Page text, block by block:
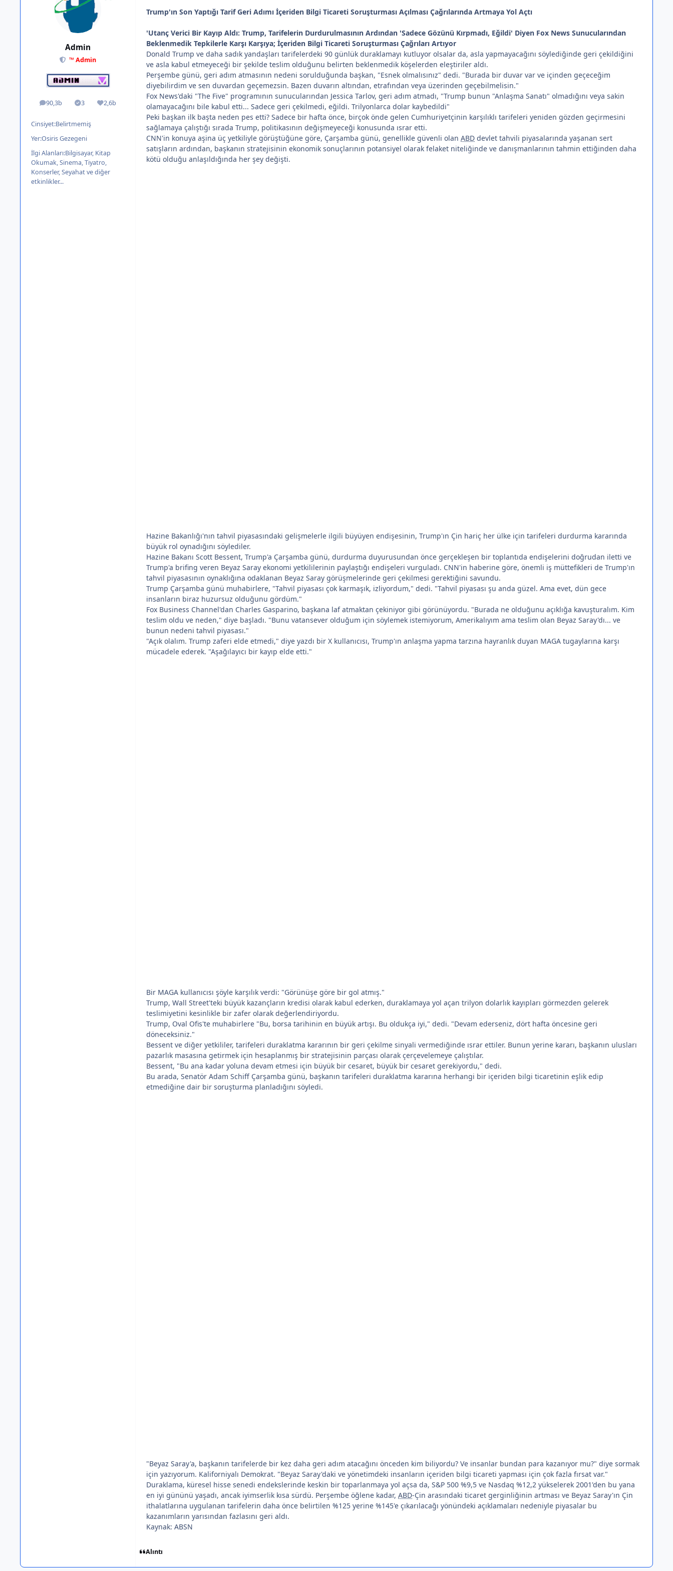
Admin
™ Admin
90,3b
ileti 3
Solutions2,6b
İtibar
Cinsiyet:Belirtmemiş
Yer:Osiris Gezegeni
İlgi Alanları:Bilgisayar, Kitap
Okumak, Sinema, Tiyatro,
Konserler, Seyahat ve diğer
etkinlikler...
Trump'ın Son Yaptığı Tarif Geri Adımı İçeriden Bilgi Ticareti Soruşturması Açılması Çağrılarında Artmaya Yol Açtı
'Utanç Verici Bir Kayıp Aldı: Trump, Tarifelerin Durdurulmasının Ardından 'Sadece Gözünü Kırpmadı, Eğildi' Diyen Fox News Sunucularından
Beklenmedik Tepkilerle Karşı Karşıya; İçeriden Bilgi Ticareti Soruşturması Çağrıları Artıyor
Donald Trump ve daha sadık yandaşları tarifelerdeki 90 günlük duraklamayı kutluyor olsalar da, asla yapmayacağını söylediğinde geri çekildiğini
ve asla kabul etmeyeceği bir şekilde teslim olduğunu belirten beklenmedik köşelerden eleştiriler aldı.
Perşembe günü, geri adım atmasının nedeni sorulduğunda başkan, "Esnek olmalısınız" dedi. "Burada bir duvar var ve içinden geçeceğim
diyebilirdim ve sen duvardan geçemezsin. Bazen duvarın altından, etrafından veya üzerinden geçebilmelisin."
Fox News'daki "The Five" programının sunucularından Jessica Tarlov, geri adım atmadı, "Trump bunun "Anlaşma Sanatı" olmadığını veya sakin
olamayacağını bile kabul etti... Sadece geri çekilmedi, eğildi. Trilyonlarca dolar kaybedildi"
Peki başkan ilk başta neden pes etti? Sadece bir hafta önce, birçok önde gelen Cumhuriyetçinin karşılıklı tarifeleri yeniden gözden geçirmesini
sağlamaya çalıştığı sırada Trump, politikasının değişmeyeceği konusunda ısrar etti.
CNN'in konuya aşina üç yetkiliyle görüştüğüne göre, Çarşamba günü, genellikle güvenli olan ABD devlet tahvili piyasalarında yaşanan sert
satışların ardından, başkanın stratejisinin ekonomik sonuçlarının potansiyel olarak felaket niteliğinde ve danışmanlarının tahmin ettiğinden daha
kötü olduğu anlaşıldığında her şey değişti.
Hazine Bakanlığı'nın tahvil piyasasındaki gelişmelerle ilgili büyüyen endişesinin, Trump'ın Çin hariç her ülke için tarifeleri durdurma kararında
büyük rol oynadığını söylediler.
Hazine Bakanı Scott Bessent, Trump'a Çarşamba günü, durdurma duyurusundan önce gerçekleşen bir toplantıda endişelerini doğrudan iletti ve
Trump'a brifing veren Beyaz Saray ekonomi yetkililerinin paylaştığı endişeleri vurguladı. CNN'in haberine göre, önemli iş müttefikleri de Trump'ın
tahvil piyasasının oynaklığına odaklanan Beyaz Saray görüşmelerinde geri çekilmesi gerektiğini savundu.
Trump Çarşamba günü muhabirlere, "Tahvil piyasası çok karmaşık, izliyordum," dedi. "Tahvil piyasası şu anda güzel. Ama evet, dün gece
insanların biraz huzursuz olduğunu gördüm."
Fox Business Channel'dan Charles Gasparino, başkana laf atmaktan çekiniyor gibi görünüyordu. "Burada ne olduğunu açıklığa kavuşturalım. Kim
teslim oldu ve neden," diye başladı. "Bunu vatansever olduğum için söylemek istemiyorum, Amerikalıyım ama teslim olan Beyaz Saray'dı... ve
bunun nedeni tahvil piyasası."
"Açık olalım. Trump zaferi elde etmedi," diye yazdı bir X kullanıcısı, Trump'ın anlaşma yapma tarzına hayranlık duyan MAGA tugaylarına karşı
mücadele ederek. "Aşağılayıcı bir kayıp elde etti."
Bir MAGA kullanıcısı şöyle karşılık verdi: "Görünüşe göre bir gol atmış."
Trump, Wall Street'teki büyük kazançların kredisi olarak kabul ederken, duraklamaya yol açan trilyon dolarlık kayıpları görmezden gelerek
teslimiyetini kesinlikle bir zafer olarak değerlendiriyordu.
Trump, Oval Ofis'te muhabirlere "Bu, borsa tarihinin en büyük artışı. Bu oldukça iyi," dedi. "Devam ederseniz, dört hafta öncesine geri
döneceksiniz."
Bessent ve diğer yetkililer, tarifeleri duraklatma kararının bir geri çekilme sinyali vermediğinde ısrar ettiler. Bunun yerine kararı, başkanın ulusları
pazarlık masasına getirmek için hesaplanmış bir stratejisinin parçası olarak çerçevelemeye çalıştılar.
Bessent, "Bu ana kadar yoluna devam etmesi için büyük bir cesaret, büyük bir cesaret gerekiyordu," dedi.
Bu arada, Senatör Adam Schiff Çarşamba günü, başkanın tarifeleri duraklatma kararına herhangi bir içeriden bilgi ticaretinin eşlik edip
etmediğine dair bir soruşturma planladığını söyledi.
"Beyaz Saray'a, başkanın tarifelerde bir kez daha geri adım atacağını önceden kim biliyordu? Ve insanlar bundan para kazanıyor mu?" diye sormak
için yazıyorum. Kaliforniyalı Demokrat. "Beyaz Saray'daki ve yönetimdeki insanların içeriden bilgi ticareti yapması için çok fazla fırsat var."
Duraklama, küresel hisse senedi endekslerinde keskin bir toparlanmaya yol açsa da, S&P 500 %9,5 ve Nasdaq %12,2 yükselerek 2001'den bu yana
en iyi gününü yaşadı, ancak iyimserlik kısa sürdü. Perşembe öğlene kadar, ABD-Çin arasındaki ticaret gerginliğinin artması ve Beyaz Saray'ın Çin
ithalatlarına uygulanan tarifelerin daha önce belirtilen %125 yerine %145'e çıkarılacağı yönündeki açıklamaları nedeniyle piyasalar bu
kazanımların yarısından fazlasını geri aldı.
Kaynak: ABSN
Alıntı